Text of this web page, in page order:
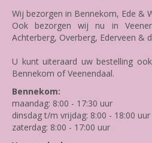
Wij bezorgen in Bennekom, Ede &
Ook bezorgen wij nu in
Achterberg, Overberg, Ederveen &
U kunt uiteraard uw bestelling
Bennekom of Veenendaal.
Bennekom:
maandag: 8:00 - 17:30 uur
dinsdag t/m vrijdag: 8:00 - 18:00 uur
zaterdag: 8:00 - 17:00 uur